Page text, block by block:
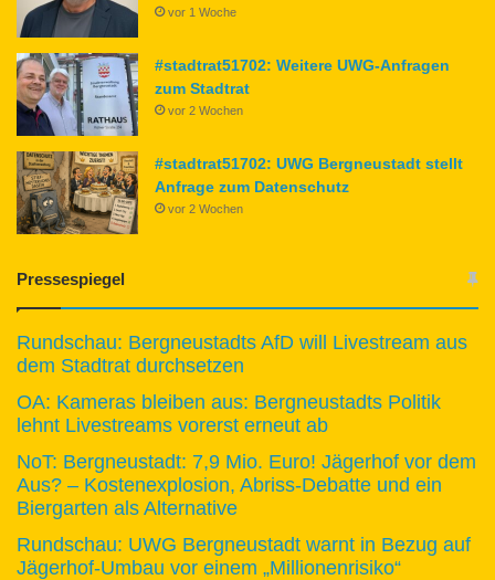
vor 1 Woche
#stadtrat51702: Weitere UWG-Anfragen
zum Stadtrat
vor 2 Wochen
#stadtrat51702: UWG Bergneustadt stellt
Anfrage zum Datenschutz
vor 2 Wochen
Pressespiegel
Rundschau: Bergneustadts AfD will Livestream aus
dem Stadtrat durchsetzen
OA: Kameras bleiben aus: Bergneustadts Politik
lehnt Livestreams vorerst erneut ab
NoT: Bergneustadt: 7,9 Mio. Euro! Jägerhof vor dem
Aus? – Kostenexplosion, Abriss-Debatte und ein
Biergarten als Alternative
Rundschau: UWG Bergneustadt warnt in Bezug auf
Jägerhof-Umbau vor einem „Millionenrisiko“